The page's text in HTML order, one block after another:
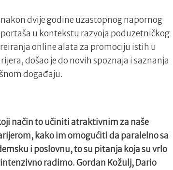
dvije godine uzastopnog napornog
u kontekstu razvoja poduzetničkog
online alata za promociju istih u
došao je do novih spoznaja i saznanja
događaju.
način to učiniti atraktivnim za naše
kako im omogućiti da paralelno sa
i poslovnu, to su pitanja koja su vrlo
radimo. Gordan Kožulj, Dario